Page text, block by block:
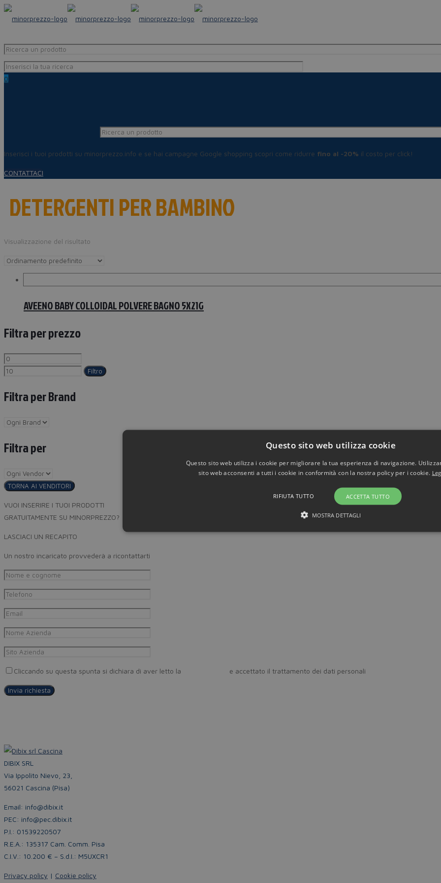
0
Inserisci i tuoi prodotti su minorprezzo.info e se hai campagne Google shopping scopri come ridurre fino al -20% il costo per click!
CONTATTACI
DETERGENTI PER BAMBINO
Visualizzazione del risultato
AVEENO BABY COLLOIDAL POLVERE BAGNO 5X21G
Filtra per prezzo
Filtro
Filtra per Brand
Filtra per
TORNA AI VENDITORI
VUOI INSERIRE I TUOI PRODOTTI
GRATUITAMENTE SU MINORPREZZO?
LASCIACI UN RECAPITO
Un nostro incaricato provvederà a ricontattarti
Cliccando su questa spunta si dichiara di aver letto la e accettato il trattamento dei dati personali
DIBIX SRL
Via Ippolito Nievo, 23,
56021 Cascina (Pisa)
Email: info@dibix.it
PEC: info@pec.dibix.it
P.I.: 01539220507
R.E.A.: 135317 Cam. Comm. Pisa
C.I.V.: 10.200 € – S.d.I.: M5UXCR1
Privacy policy | Cookie policy
Questo sito web utilizza cookie
Questo sito web utilizza i cookie per migliorare la tua esperienza di navigazione.
sito web acconsenti a tutti i cookie in conformità con la nostra policy per i cookie.
ACCETTA TUTTO
RIFIUTA TUTTO
MOSTRA DETTAGLI